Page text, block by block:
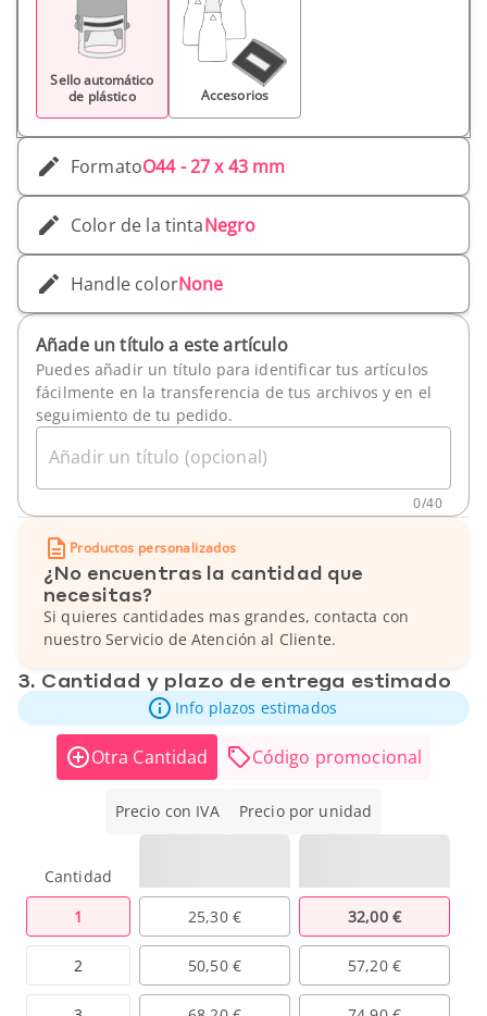
Sello automático
de plástico
Accesorios
FormatoO44 - 27 x 43 mm
Color de la tintaNegro
Handle colorNone
Añade un título a este artículo
Puedes añadir un título para identificar tus artículos
fácilmente en la transferencia de tus archivos y en el
seguimiento de tu pedido.
Añadir un título (opcional)
0/40
Productos personalizados
¿No encuentras la cantidad que
necesitas?
Si quieres cantidades mas grandes, contacta con
nuestro Servicio de Atención al Cliente.
3. Cantidad y plazo de entrega estimado
Info plazos estimados
Otra Cantidad Código promocional
Precio con IVA Precio por unidad
Cantidad
1
2
25,30 € 32,00 €
50,50 € 57,20 €